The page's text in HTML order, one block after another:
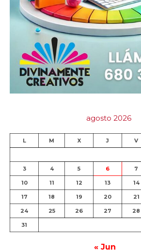
agosto 2026
L M X J V
3 4 5 6 7
10 11 12 13 14
17 18 19 20 21
24 25 26 27 28
31
« Jun